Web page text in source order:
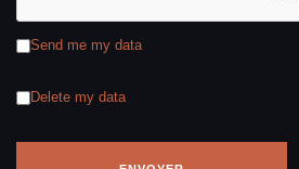
Send me my data
Delete my data